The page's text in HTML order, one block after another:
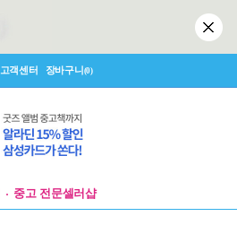
고객센터 장바구니(0)
중고 전문셀러샵